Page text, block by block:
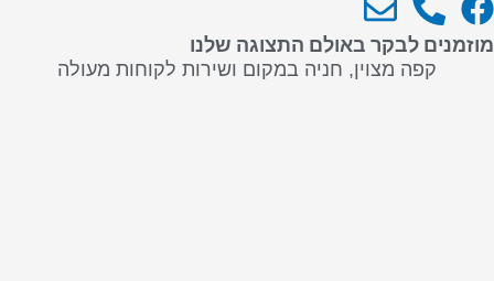
F
a
P
h
o
E
n
v
מוזמנים לבקר באולם התצוגה שלנו
קפה מצוין, חניה במקום ושירות לקוחות מעולה